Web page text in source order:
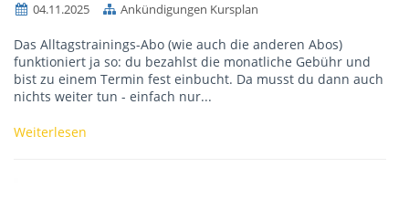
04.11.2025 Ankündigungen Kursplan
Das Alltagstrainings-Abo (wie auch die anderen Abos)
funktioniert ja so: du bezahlst die monatliche Gebühr und
bist zu einem Termin fest einbucht. Da musst du dann auch
nichts weiter tun - einfach nur...
Weiterlesen